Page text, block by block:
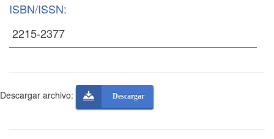
ISBN/ISSN:
Descargar archivo: Descargar